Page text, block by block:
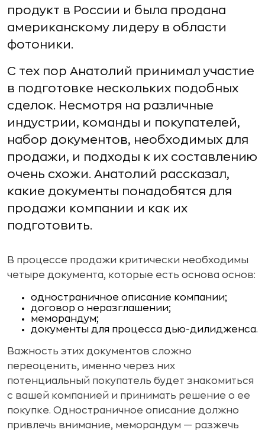
продукт в России и была продана
американскому лидеру в области
фотоники.
С тех пор Анатолий принимал участие
в подготовке нескольких подобных
сделок. Несмотря на различные
индустрии, команды и покупателей,
набор документов, необходимых для
продажи, и подходы к их составлению
очень схожи. Анатолий рассказал,
какие документы понадобятся для
продажи компании и как их
подготовить.
В процессе продажи критически необходимы
четыре документа, которые есть основа основ:
одностраничное описание компании;
договор о неразглашении;
меморандум;
документы для процесса дью-дилидженса.
Важность этих документов сложно
переоценить, именно через них
потенциальный покупатель будет знакомиться
с вашей компанией и принимать решение о ее
покупке. Одностраничное описание должно
привлечь внимание, меморандум — разжечь